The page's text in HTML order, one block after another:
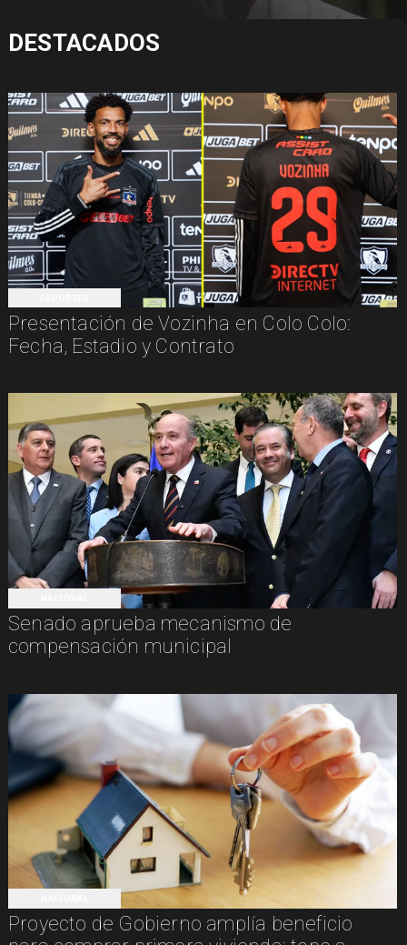
Presentación de Vozinha en Colo Colo:
Fecha, Estadio y Contrato
Senado aprueba mecanismo de
compensación municipal
Proyecto de Gobierno amplía beneficio
DESTACADOS